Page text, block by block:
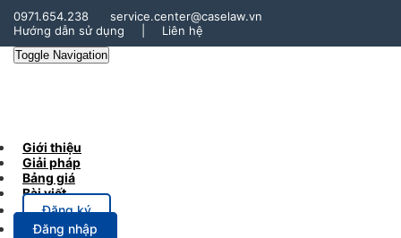
0971.654.238
service.center@caselaw.vn
Hướng dẫn sử dụng
Liên hệ
Toggle Navigation
Giới thiệu
Giải pháp
Bảng giá
Bài viết
Đăng ký
Đăng nhập